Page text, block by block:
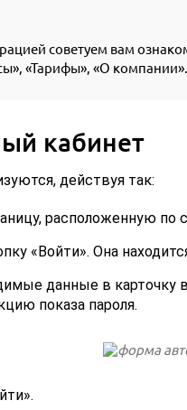
советуем вам
«Тарифы», «О компании».
кабинет
действуя так:
расположенную по
«Войти». Она
данные в карточку
показа пароля.